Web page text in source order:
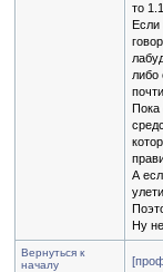
то
Если
либо
Пока
А
Ну
Вернуться к
началу